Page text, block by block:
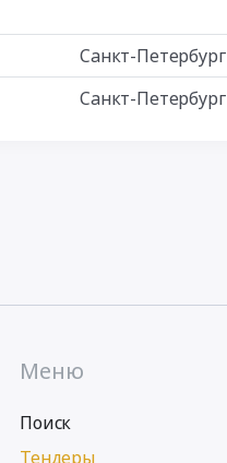
Санкт-Петербург
Санкт-Петербург
Меню
Поиск
Тендеры